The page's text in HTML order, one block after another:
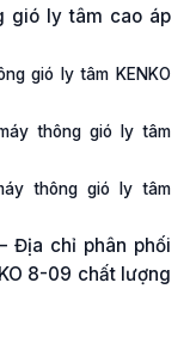
gió ly tâm cao áp
gió ly tâm KENKO
thông gió ly tâm
thông gió ly tâm
Địa chỉ phân phối
8-09 chất lượng